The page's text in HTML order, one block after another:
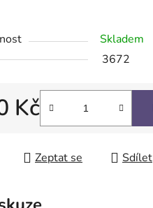
Skladem
3672
Kč
Zeptat se Sdílet